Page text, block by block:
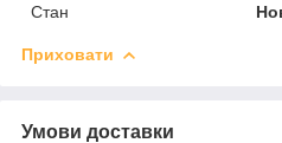
Стан
Приховати
Умови доставки